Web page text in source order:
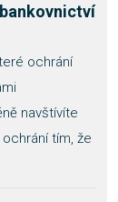
ochrání
navštívíte
tím, že